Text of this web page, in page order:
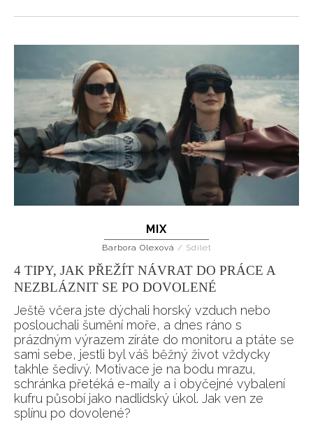
MIX
Barbora Olexová / Sdílet
4 TIPY, JAK PŘEŽÍT NÁVRAT DO PRÁCE A
NEZBLÁZNIT SE PO DOVOLENÉ
Ještě včera jste dýchali horský vzduch nebo
poslouchali šumění moře, a dnes ráno s
prázdným výrazem zíráte do monitoru a ptáte se
sami sebe, jestli byl váš běžný život vždycky
takhle šedivý. Motivace je na bodu mrazu,
schránka přetéká e-maily a i obyčejné vybalení
kufru působí jako nadlidský úkol. Jak ven ze
splínu po dovolené?